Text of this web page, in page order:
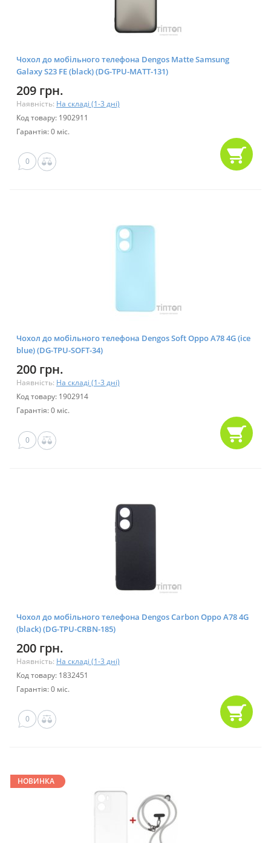
Чохол до мобільного телефона Dengos Matte Samsung
Galaxy S23 FE (black) (DG-TPU-MATT-131)
209 грн.
Наявність: На складі (1-3 дні)
Код товару: 1902911
Гарантія: 0 міс.
0
Чохол до мобільного телефона Dengos Soft Oppo A78 4G (ice
blue) (DG-TPU-SOFT-34)
200 грн.
Наявність: На складі (1-3 дні)
Код товару: 1902914
Гарантія: 0 міс.
0
Чохол до мобільного телефона Dengos Carbon Oppo A78 4G
(black) (DG-TPU-CRBN-185)
200 грн.
Наявність: На складі (1-3 дні)
Код товару: 1832451
Гарантія: 0 міс.
0
НОВИНКА